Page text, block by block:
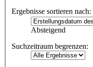
Ergebnisse sortieren nach:
Absteigend
Suchzeitraum begrenzen: